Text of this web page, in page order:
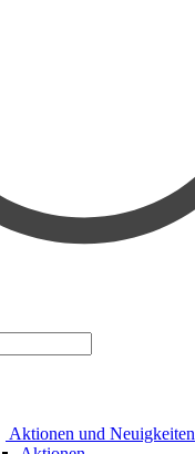
Aktionen und Neuigkeiten